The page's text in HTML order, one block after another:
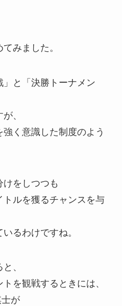
みました。
と「決勝トーナメン
、
く意識した制度のよう
をしつつも
ルを獲るチャンスを与
るわけですね。
、
を観戦するときには、
が